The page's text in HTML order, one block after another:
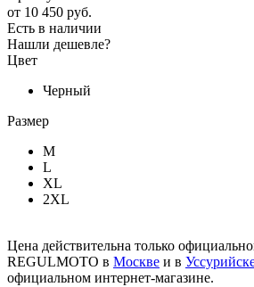
от 10 450 руб.
Есть в наличии
Нашли дешевле?
Цвет
Черный
Размер
M
L
XL
2XL
Цена действительна только
REGULMOTO в Москве и в
официальном интернет-магазине.